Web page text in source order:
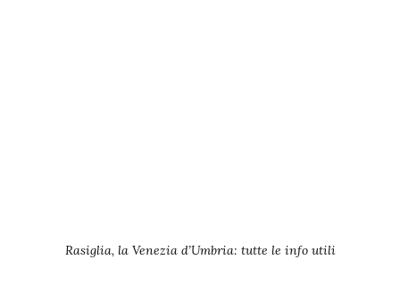
Rasiglia, la Venezia d’Umbria: tutte le info utili